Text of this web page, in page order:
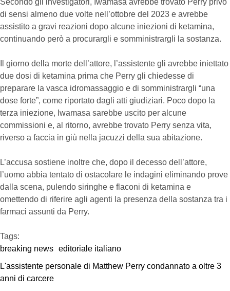
Secondo gli investigatori, Iwamasa avrebbe trovato Perry privo
di sensi almeno due volte nell’ottobre del 2023 e avrebbe
assistito a gravi reazioni dopo alcune iniezioni di ketamina,
continuando però a procurargli e somministrargli la sostanza.
Il giorno della morte dell’attore, l’assistente gli avrebbe iniettato
due dosi di ketamina prima che Perry gli chiedesse di
preparare la vasca idromassaggio e di somministrargli “una
dose forte”, come riportato dagli atti giudiziari. Poco dopo la
terza iniezione, Iwamasa sarebbe uscito per alcune
commissioni e, al ritorno, avrebbe trovato Perry senza vita,
riverso a faccia in giù nella jacuzzi della sua abitazione.
L’accusa sostiene inoltre che, dopo il decesso dell’attore,
l’uomo abbia tentato di ostacolare le indagini eliminando prove
dalla scena, pulendo siringhe e flaconi di ketamina e
omettendo di riferire agli agenti la presenza della sostanza tra i
farmaci assunti da Perry.
Tags:
breaking news editoriale italiano
L'assistente personale di Matthew Perry condannato a oltre 3
anni di carcere